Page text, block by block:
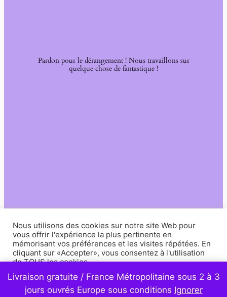
Livraison gratuite / France Métropolitaine sous 2 à 3
jours ouvrés Europe sous conditions Ignorer
Pardon pour le dérangement ! Nous travaillons sur
quelque chose de fantastique !
Nous utilisons des cookies sur notre site Web pour
vous offrir l'expérience la plus pertinente en
mémorisant vos préférences et les visites répétées. En
cliquant sur «Accepter», vous consentez à l'utilisation
de TOUS les cookies.
Paramètres Accepter